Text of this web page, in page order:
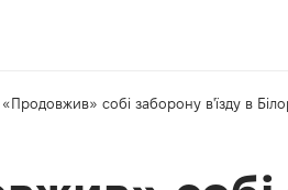
«Продовжив» собі заборону в'їзду в